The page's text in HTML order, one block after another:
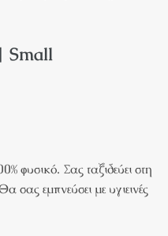
Small
φυσικό. Σας ταξιδεύει στη
σας εμπνεύσει με υγιεινές